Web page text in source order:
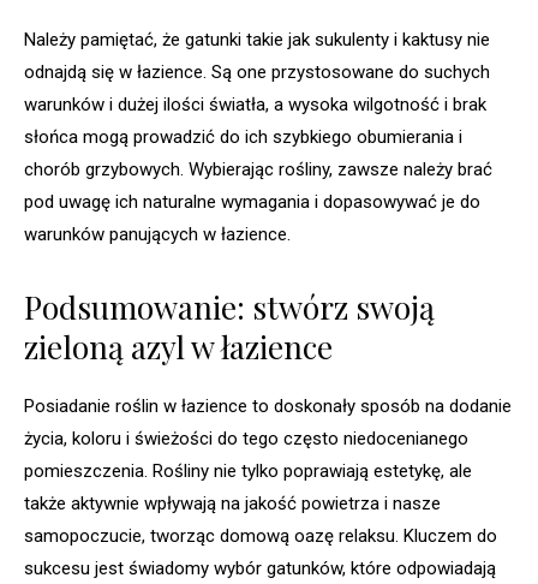
Należy pamiętać, że gatunki takie jak sukulenty i kaktusy nie
odnajdą się w łazience. Są one przystosowane do suchych
warunków i dużej ilości światła, a wysoka wilgotność i brak
słońca mogą prowadzić do ich szybkiego obumierania i
chorób grzybowych. Wybierając rośliny, zawsze należy brać
pod uwagę ich naturalne wymagania i dopasowywać je do
warunków panujących w łazience.
Podsumowanie: stwórz swoją
zieloną azyl w łazience
Posiadanie roślin w łazience to doskonały sposób na dodanie
życia, koloru i świeżości do tego często niedocenianego
pomieszczenia. Rośliny nie tylko poprawiają estetykę, ale
także aktywnie wpływają na jakość powietrza i nasze
samopoczucie, tworząc domową oazę relaksu. Kluczem do
sukcesu jest świadomy wybór gatunków, które odpowiadają